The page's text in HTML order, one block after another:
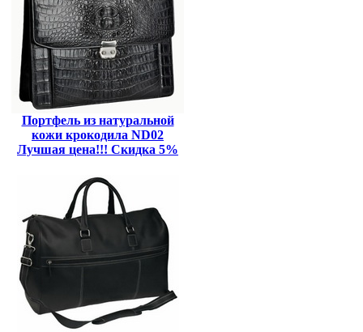
Портфель из натуральной
кожи крокодила ND02
Лучшая цена!!! Скидка 5%